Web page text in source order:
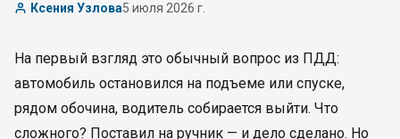
Ксения Узлова5 июля 2026 г.
На первый взгляд это обычный вопрос из ПДД:
автомобиль остановился на подъеме или спуске,
рядом обочина, водитель собирается выйти. Что
сложного? Поставил на ручник — и дело сделано. Но